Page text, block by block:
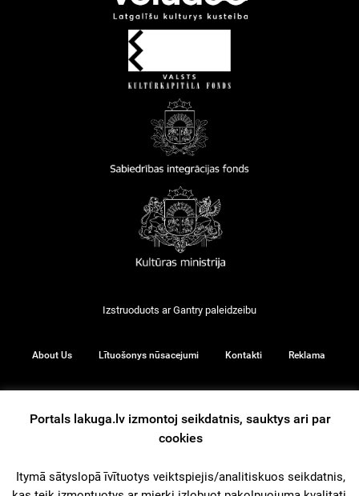
Izstruoduots arGantry paleidzeibu
About Us Lītuošonys nūsacejumi Kontakti Reklama
© 2026
iz augšu
Portals lakuga.lv izmontoj seikdatnis, sauktys ari par
cookies
Itymā sātyslopā īvītuotys veiktspiejis/analitiskuos seikdatnis,